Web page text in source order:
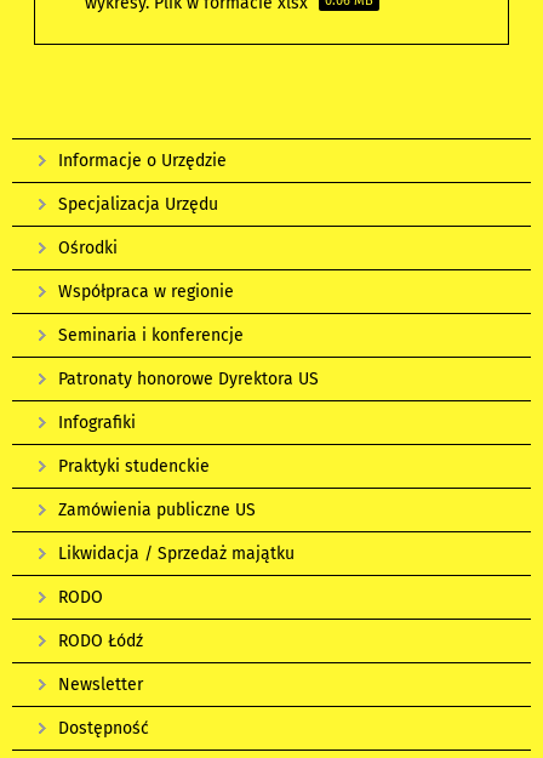
Informacje o Urzędzie
Specjalizacja Urzędu
Ośrodki
Współpraca w regionie
Seminaria i konferencje
Patronaty honorowe Dyrektora US
Infografiki
Praktyki studenckie
Zamówienia publiczne US
Likwidacja / Sprzedaż majątku
RODO
RODO Łódź
Newsletter
Dostępność